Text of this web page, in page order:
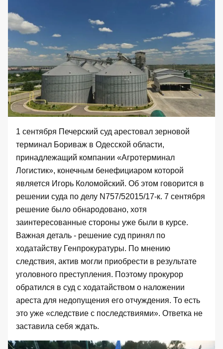
1 сентября Печерский суд арестовал зерновой
терминал Бориваж в Одесской области,
принадлежащий компании «Агротерминал
Логистик», конечным бенефициаром которой
является Игорь Коломойский. Об этом говорится в
решении суда по делу N757/52015/17-к. 7 сентября
решение было обнародовано, хотя
заинтересованные стороны уже были в курсе.
Важная деталь - решение суд принял по
ходатайству Генпрокуратуры. По мнению
следствия, актив могли приобрести в результате
уголовного преступления. Поэтому прокурор
обратился в суд с ходатайством о наложении
ареста для недопущения его отчуждения. То есть
это уже «следствие с последствиями». Ответка не
заставила себя ждать.